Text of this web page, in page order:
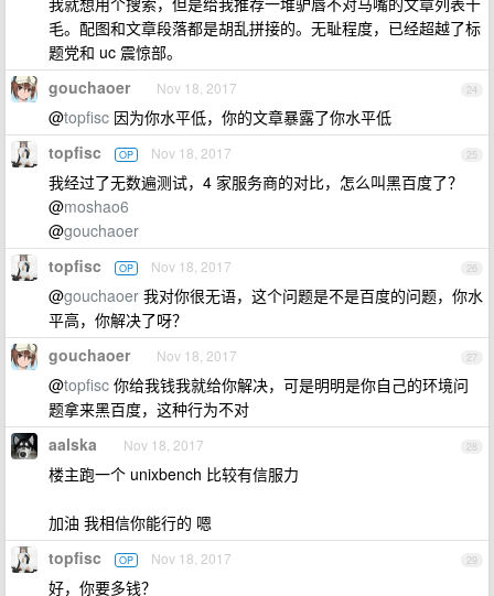
毛。配图和文章段落都是胡乱拼接的。无耻程度，已经超越了标
题党和 uc 震惊部。
24
gouchaoer Nov 18, 2017
@topfisc 因为你水平低，你的文章暴露了你水平低
25
topfisc OP Nov 18, 2017
我经过了无数遍测试，4 家服务商的对比，怎么叫黑百度了？
@moshao6
@gouchaoer
26
topfisc OP Nov 18, 2017
@gouchaoer 我对你很无语，这个问题是不是百度的问题，你水
平高，你解决了呀？
27
gouchaoer Nov 18, 2017
@topfisc 你给我钱我就给你解决，可是明明是你自己的环境问
题拿来黑百度，这种行为不对
28
aalska Nov 18, 2017
楼主跑一个 unixbench 比较有信服力
加油 我相信你能行的 嗯
29
topfisc OP Nov 18, 2017
好，你要多钱？